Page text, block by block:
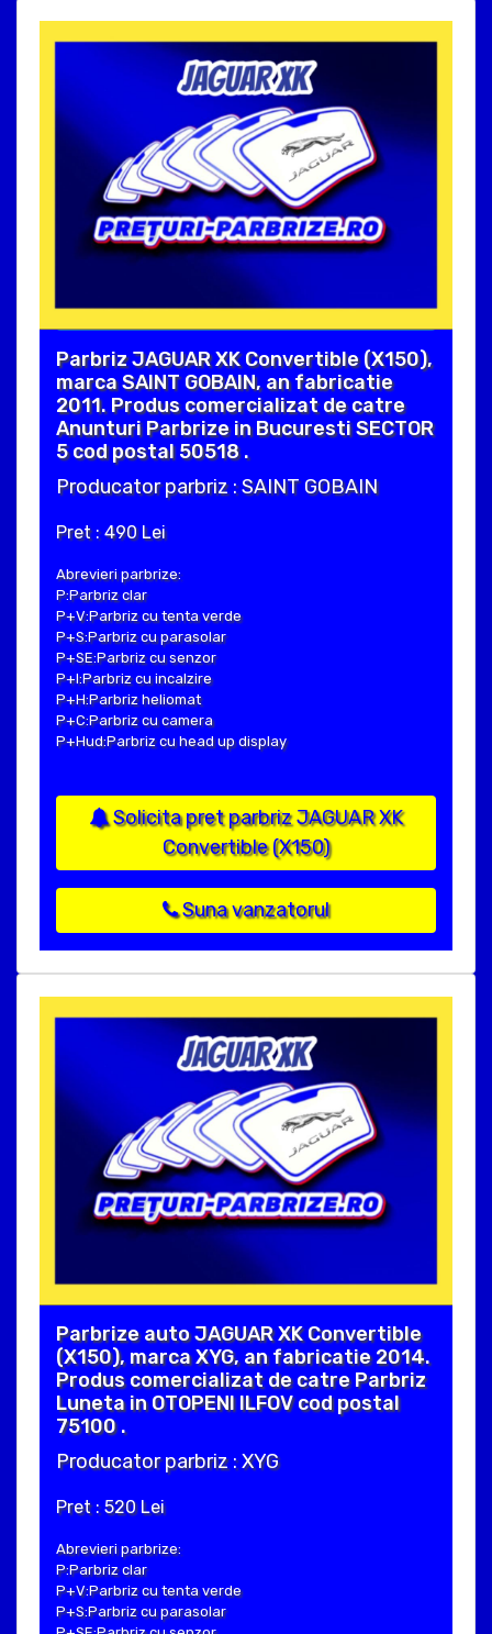
Parbriz JAGUAR XK Convertible (X150),
marca SAINT GOBAIN, an fabricatie
2011. Produs comercializat de catre
Anunturi Parbrize in Bucuresti SECTOR
5 cod postal 50518 .
Producator parbriz : SAINT GOBAIN
Pret : 490 Lei
Abrevieri parbrize:
P:Parbriz clar
P+V:Parbriz cu tenta verde
P+S:Parbriz cu parasolar
P+SE:Parbriz cu senzor
P+I:Parbriz cu incalzire
P+H:Parbriz heliomat
P+C:Parbriz cu camera
P+Hud:Parbriz cu head up display
Solicita pret parbriz JAGUAR XK
Convertible (X150)
Suna vanzatorul
Parbrize auto JAGUAR XK Convertible
(X150), marca XYG, an fabricatie 2014.
Produs comercializat de catre Parbriz
Luneta in OTOPENI ILFOV cod postal
75100 .
Producator parbriz : XYG
Pret : 520 Lei
Abrevieri parbrize:
P:Parbriz clar
P+V:Parbriz cu tenta verde
P+S:Parbriz cu parasolar